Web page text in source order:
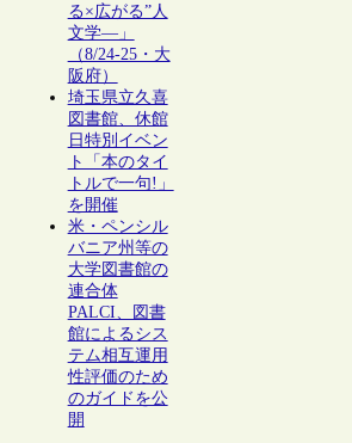
る×広がる”人
文学―」
（8/24-25・大
阪府）
埼玉県立久喜
図書館、休館
日特別イベン
ト「本のタイ
トルで一句!」
を開催
米・ペンシル
バニア州等の
大学図書館の
連合体
PALCI、図書
館によるシス
テム相互運用
性評価のため
のガイドを公
開